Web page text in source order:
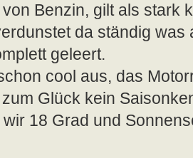
Benzin, gilt als stark
da ständig was
geleert.
cool aus, das
Glück kein
wir 18 Grad und